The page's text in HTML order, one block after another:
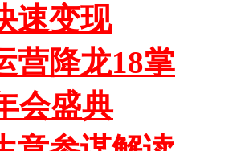
速变现
营降龙18掌
会盛典